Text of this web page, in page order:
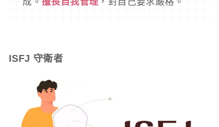
ISFJ 守衛者